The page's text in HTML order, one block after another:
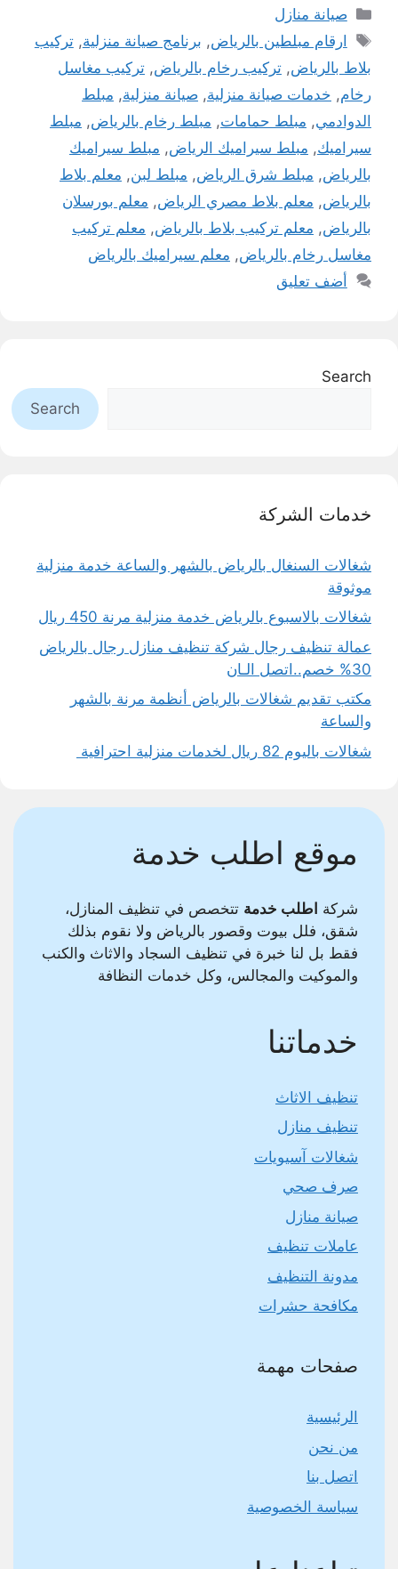
التصنيفات
صيانة منازل
الوسوم
ارقام مبلطين بالرياض, برنامج صيانة منزلية,تركيب
بلاط بالرياض, تركيب رخام بالرياض, تركيب مغاسل
رخام, خدمات صيانة منزلية, صيانة منزلية, مبلط
الدوادمي, مبلط حمامات, مبلط رخام بالرياض, مبلط
سيراميك, مبلط سيراميك الرياض, مبلط سيراميك
بالرياض, مبلط شرق الرياض, مبلط لبن, معلم بلاط
بالرياض, معلم بلاط مصري الرياض, معلم بورسلان
بالرياض, معلم تركيب بلاط بالرياض, معلم تركيب
مغاسل رخام بالرياض, معلم سيراميك بالرياض
أضف تعليق
Search
Search
خدمات الشركة
شغالات السنغال بالرياض بالشهر والساعة خدمة منزلية
موثوقة
شغالات بالاسبوع بالرياض خدمة منزلية مرنة 450 ريال
عمالة تنظيف رجال شركة تنظيف منازل رجال بالرياض
30% خصم..اتصل الـان
مكتب تقديم شغالات بالرياض أنظمة مرنة بالشهر
والساعة
شغالات باليوم 82 ريال لخدمات منزلية احترافية
موقع اطلب خدمة
شركة اطلب خدمة تتخصص في تنظيف المنازل،
شقق، فلل بيوت وقصور بالرياض ولا نقوم بذلك
فقط بل لنا خبرة في تنظيف السجاد والاثاث والكنب
والموكيت والمجالس، وكل خدمات النظافة
خدماتنا
تنظيف الاثاث
تنظيف منازل
شغالات آسيويات
صرف صحي
صيانة منازل
عاملات تنظيف
مدونة التنظيف
مكافحة حشرات
صفحات مهمة
الرئيسية
من نحن
اتصل بنا
سياسة الخصوصية